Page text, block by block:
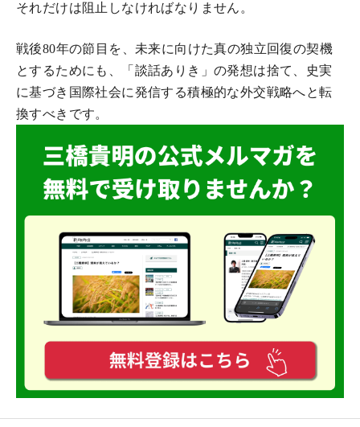
それだけは阻止しなければなりません。
戦後80年の節目を、未来に向けた真の独立回復の契機
とするためにも、「談話ありき」の発想は捨て、史実
に基づき国際社会に発信する積極的な外交戦略へと転
換すべきです。